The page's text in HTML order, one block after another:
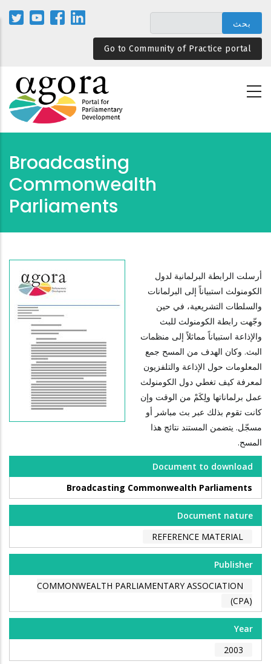
المحتوى
الرئيسيGo to Community of Practice portal
Broadcasting
Commonwealth
Parliaments
أرسلت الرابطة البرلمانية لدول
الكومنولث استبياناً إلى البرلمانات
والسلطات التشريعية، في حين
وجّهت رابطة الكومنولث للبث
والإذاعة استبياناً مماثلاً إلى منظمات
البث. وكان الهدف من المسح جمع
المعلومات حول الإذاعة والتلفزيون
لمعرفة كيف تغطي دول الكومنولث
عمل برلماناتها ولِكَمْ من الوقت وإن
كانت تقوم بذلك عبر بث مباشر أو
مسجّل. يتضمن المستند نتائج هذا
المسح.
Document to download
Broadcasting Commonwealth Parliaments
Document nature
REFERENCE MATERIAL
Publisher
COMMONWEALTH PARLIAMENTARY ASSOCIATION
(CPA)
Year
2003